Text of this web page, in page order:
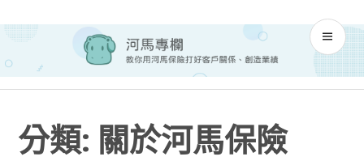
to
河馬專欄
分類: 關於河馬保險